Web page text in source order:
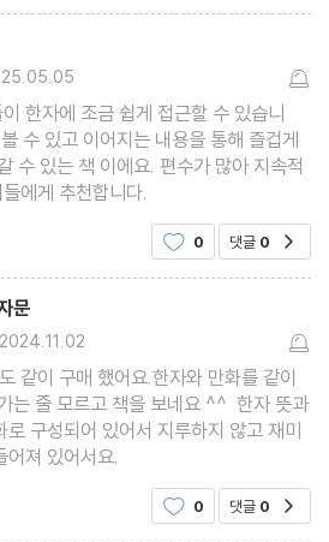
한자에 조금 쉽게 접근할 수 있습니
수 있고 이어지는 내용을 통해 즐겁게
수 있는 책 이에요. 편수가 많아 지속적
에게 추천합니다.
0 댓글 0
문
2024.11.02
같이 구매 했어요.한자와 만화를 같이
는 줄 모르고 책을 보네요 ^^ 한자 뜻과
로 구성되어 있어서 지루하지 않고 재미
어져 있어서요.
0 댓글 0